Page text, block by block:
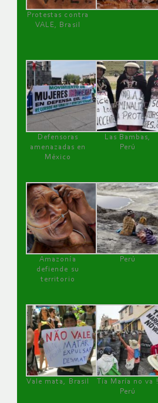
Protestas contra
VALE, Brasil
Defensoras
amenazadas en
México
Las Bambas,
Perú
Amazonía
defiende su
territorio
Perú
Vale mata, Brasil
Tía María no va !
Perú